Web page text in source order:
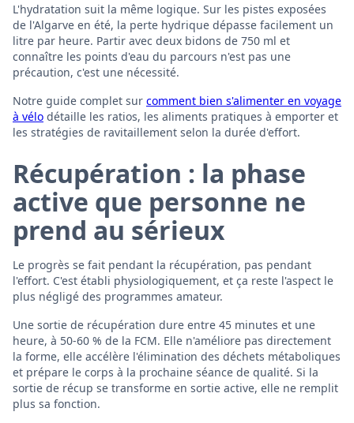
L'hydratation suit la même logique. Sur les pistes exposées
de l'Algarve en été, la perte hydrique dépasse facilement un
litre par heure. Partir avec deux bidons de 750 ml et
connaître les points d'eau du parcours n'est pas une
précaution, c'est une nécessité.
Notre guide complet sur comment bien s'alimenter en voyage
à vélo détaille les ratios, les aliments pratiques à emporter et
les stratégies de ravitaillement selon la durée d'effort.
Récupération : la phase
active que personne ne
prend au sérieux
Le progrès se fait pendant la récupération, pas pendant
l'effort. C'est établi physiologiquement, et ça reste l'aspect le
plus négligé des programmes amateur.
Une sortie de récupération dure entre 45 minutes et une
heure, à 50-60 % de la FCM. Elle n'améliore pas directement
la forme, elle accélère l'élimination des déchets métaboliques
et prépare le corps à la prochaine séance de qualité. Si la
sortie de récup se transforme en sortie active, elle ne remplit
plus sa fonction.